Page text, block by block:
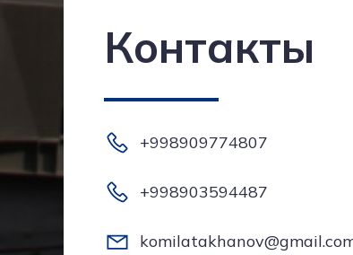
Контакты
+998909774807
+998903594487